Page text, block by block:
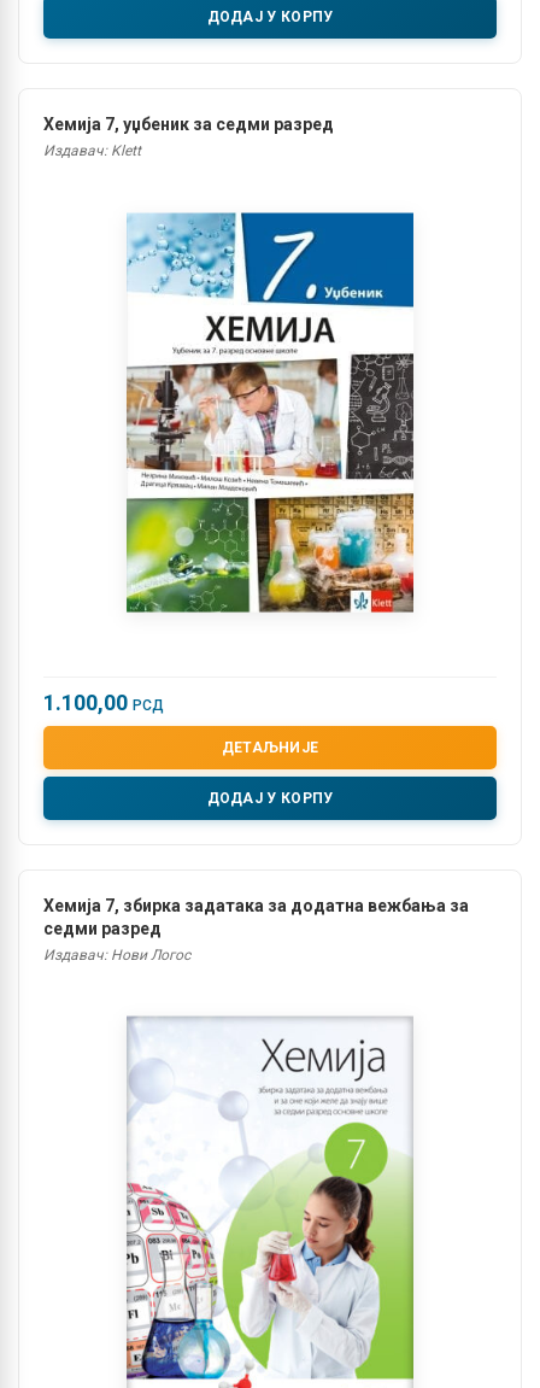
ДОДАЈ У КОРПУ
Хемија 7, уџбеник за седми разред
Издавач: Klett
1.100,00 РСД
ДЕТАЉНИЈЕ
ДОДАЈ У КОРПУ
Хемија 7, збирка задатака за додатна вежбања за
седми разред
Издавач: Нови Логос